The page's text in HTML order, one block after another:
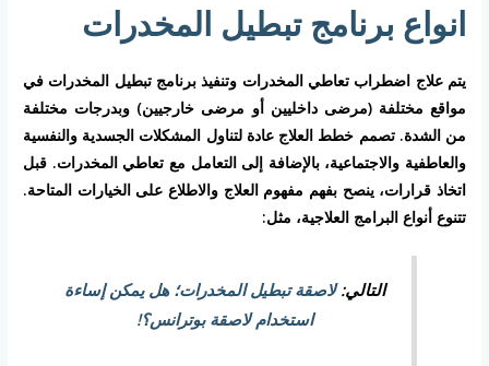
انواع برنامج تبطيل المخدرات
يتم علاج اضطراب تعاطي المخدرات وتنفيذ برنامج تبطيل المخدرات في
مواقع مختلفة (مرضى داخليين أو مرضى خارجيين) وبدرجات مختلفة
من الشدة. تصمم خطط العلاج عادة لتناول المشكلات الجسدية والنفسية
والعاطفية والاجتماعية، بالإضافة إلى التعامل مع تعاطي المخدرات. قبل
اتخاذ قرارات، ينصح بفهم مفهوم العلاج والاطلاع على الخيارات المتاحة.
تتنوع أنواع البرامج العلاجية، مثل:
التالي:لاصقة تبطيل المخدرات؛ هل يمكن إساءة
استخدام لاصقة بوترانس؟!